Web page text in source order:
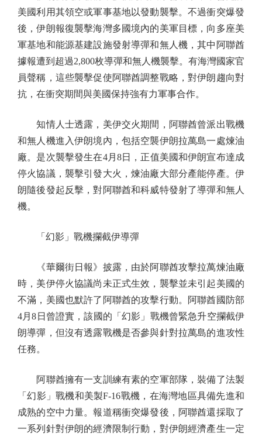
美國利用其領空或軍事基地以發動襲擊。不過衝突爆發
後，伊朗報復襲擊海灣多國境內的美軍目標，向多座美
軍基地和能源基建設施發射導彈和無人機，其中阿聯酋
據報遭到超過2,800枚導彈和無人機襲擊。有海灣國家官
員聲稱，這些襲擊促使阿聯酋調整戰略，對伊朗趨向對
抗，在衝突期間與美國保持強有力軍事合作。
知情人士透露，美伊交火期間，阿聯酋曾派出戰機
和無人機進入伊朗境內，包括空襲伊朗拉萬島一處煉油
廠。是次襲擊發生在4月8日，正值美國和伊朗宣布達成
停火協議，襲擊引發大火，煉油廠大部分產能停產。伊
朗隨後發起反擊，對阿聯酋和科威特發射了導彈和無人
機。
「幻影」戰機攔截伊導彈
《華爾街日報》披露，由於阿聯酋攻擊拉萬煉油廠
時，美伊停火協議尚未正式生效，襲擊並未引起美國的
不滿，美國也默許了阿聯酋的攻擊行動。阿聯酋國防部
4月8日曾證實，該國的「幻影」戰機曾緊急升空攔截伊
朗導彈，但沒有透露戰機是否參與針對拉萬島的進攻性
任務。
阿聯酋擁有一支訓練有素的空軍部隊，裝備了法製
「幻影」戰機和美製F-16戰機，在海灣地區具備先進和
成熟的空中力量。報道稱衝突爆發後，阿聯酋還採取了
一系列針對伊朗的經濟限制行動，對伊朗經濟產生一定